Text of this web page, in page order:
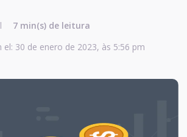
7 min(s) de leitura
30 de enero de 2023, às 5:56 pm